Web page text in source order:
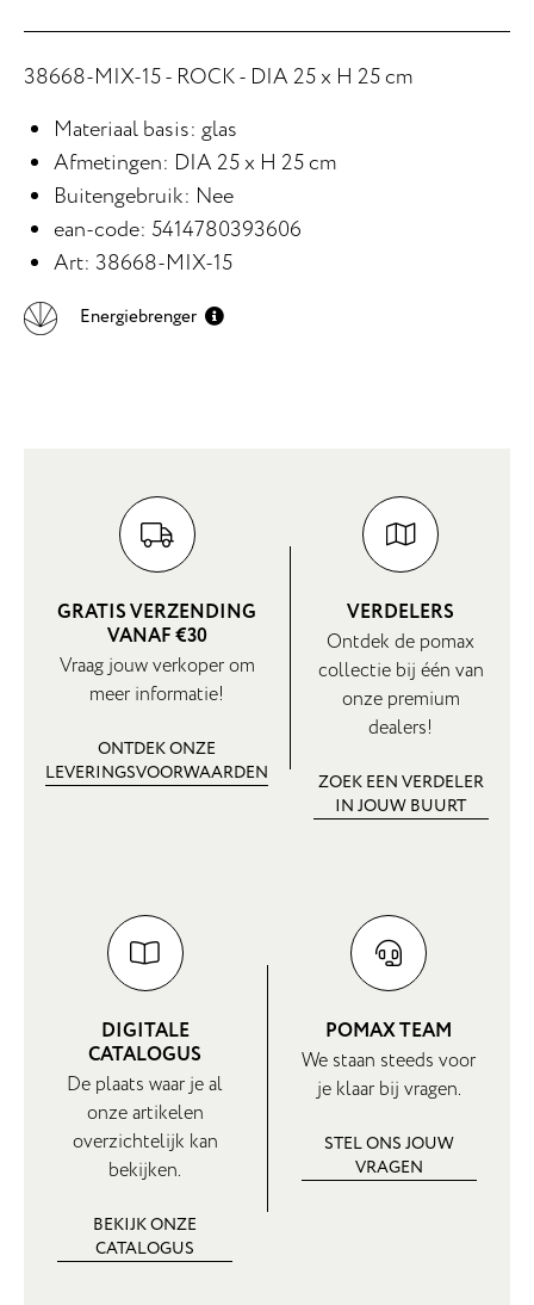
38668-MIX-15 - ROCK - DIA 25 x H 25 cm
Materiaal basis: glas
Afmetingen: DIA 25 x H 25 cm
Buitengebruik: Nee
ean-code: 5414780393606
Art: 38668-MIX-15
Energiebrenger
GRATIS VERZENDING
VANAF €30
Vraag jouw verkoper om
meer informatie!
ONTDEK ONZE
LEVERINGSVOORWAARDEN
VERDELERS
Ontdek de pomax
collectie bij één van
onze premium
dealers!
ZOEK EEN VERDELER
IN JOUW BUURT
DIGITALE
CATALOGUS
De plaats waar je al
onze artikelen
overzichtelijk kan
bekijken.
BEKIJK ONZE
CATALOGUS
POMAX TEAM
We staan steeds voor
je klaar bij vragen.
STEL ONS JOUW
VRAGEN